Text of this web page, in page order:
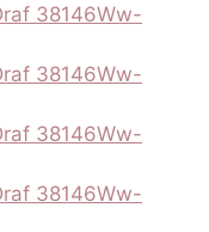
38146Ww-
38146Ww-
38146Ww-
38146Ww-